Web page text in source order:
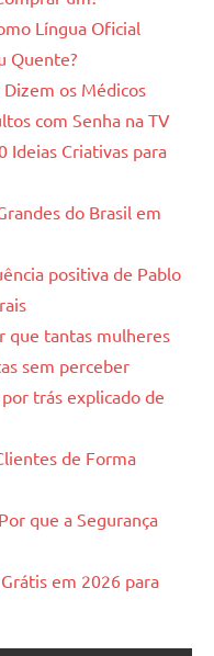
Língua Oficial
Quente?
os Médicos
com Senha na TV
Ideias Criativas para
do Brasil em
positiva de Pablo
que tantas mulheres
sem perceber
trás explicado de
de Forma
que a Segurança
em 2026 para